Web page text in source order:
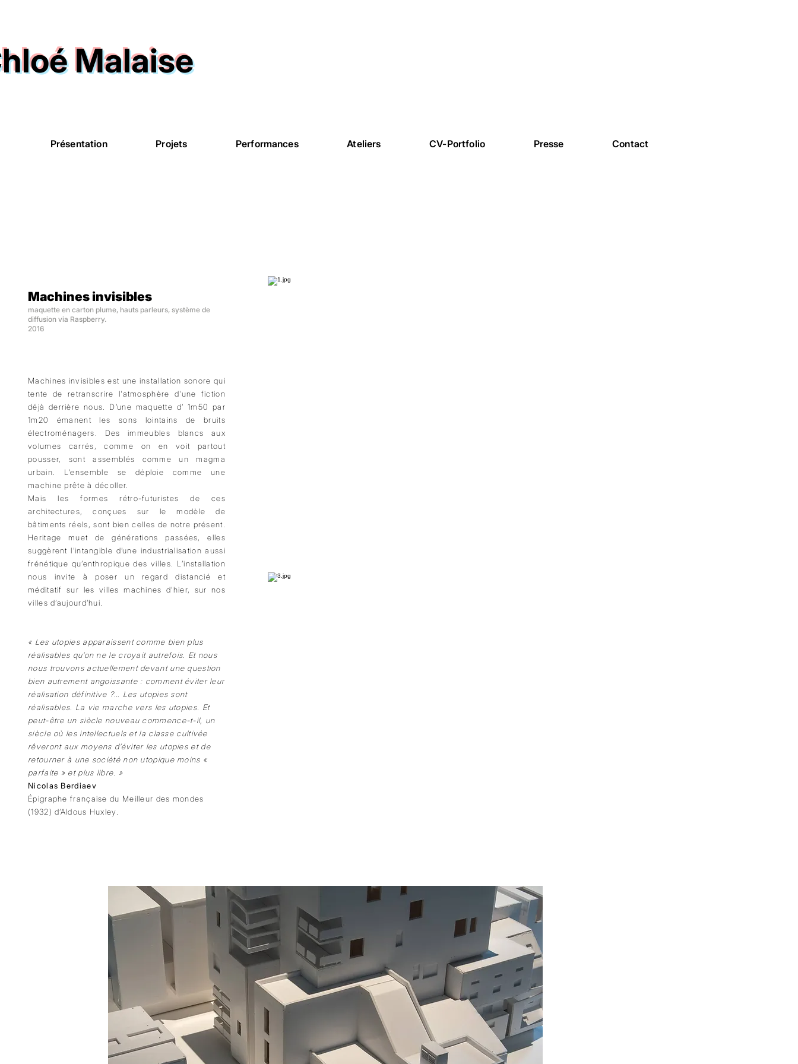
Malaise
Présentation Projets Performances Ateliers CV-Portfolio Presse Contact
Machines invisibles
maquette en carton plume, hauts parleurs, système de
diffusion via Raspberry.
2016
Machines invisibles est une installation sonore qui
tente de retranscrire l'atmosphère d'une fiction
déjà derrière nous. D’une maquette d’ 1m50 par
1m20 émanent les sons lointains de bruits
électroménagers. Des immeubles blancs aux
volumes carrés, comme on en voit partout
pousser, sont assemblés comme un magma
urbain. L’ensemble se déploie comme une
machine prête à décoller.
Mais les formes rétro-futuristes de ces
architectures, conçues sur le modèle de
bâtiments réels, sont bien celles de notre présent.
Heritage muet de générations passées, elles
suggèrent l’intangible d’une industrialisation aussi
frénétique qu’enthropique des villes. L’installation
nous invite à poser un regard distancié et
méditatif sur les villes machines d’hier, sur nos
villes d’aujourd’hui.
« Les utopies apparaissent comme bien plus
réalisables qu’on ne le croyait autrefois. Et nous
nous trouvons actuellement devant une question
bien autrement angoissante : comment éviter leur
réalisation définitive ?… Les utopies sont
réalisables. La vie marche vers les utopies. Et
peut-être un siècle nouveau commence-t-il, un
siècle où les intellectuels et la classe cultivée
rêveront aux moyens d’éviter les utopies et de
retourner à une société non utopique moins «
parfaite » et plus libre. »
Nicolas Berdiaev
Épigraphe française du Meilleur des mondes
(1932) d’Aldous Huxley.